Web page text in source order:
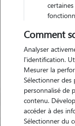
Plus de 10
la garde de
les-
Comment
Analyser
l'identification.
Mesurer la
Sélectionner des
personnalisé de
contenu.
accéder à des
Sélectionner du